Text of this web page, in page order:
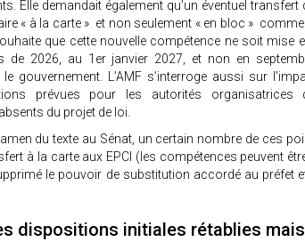
Elle demandait également qu’un éventuel transfert
« à la carte » et non seulement « en bloc »
que cette nouvelle compétence ne soit mise
de 2026, au 1er janvier 2027, et non en
le gouvernement. L’AMF s’interroge aussi sur
prévues pour les autorités
du projet de loi.
du texte au Sénat, un certain nombre de ces
à la carte aux EPCI (les compétences peuvent
le pouvoir de substitution accordé au préfet
dispositions initiales rétablies